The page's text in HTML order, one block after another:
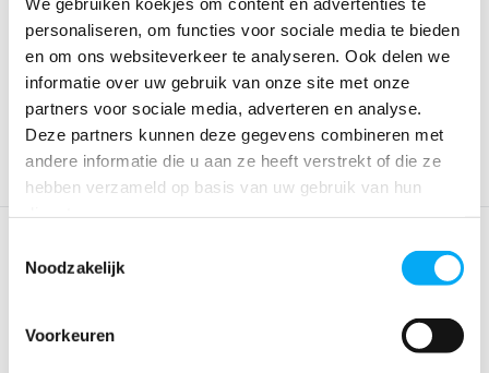
personaliseren, om functies voor sociale media te bieden
en om ons websiteverkeer te analyseren. Ook delen we
informatie over uw gebruik van onze site met onze
partners voor sociale media, adverteren en analyse.
Deze partners kunnen deze gegevens combineren met
andere informatie die u aan ze heeft verstrekt of die ze
hebben verzameld op basis van uw gebruik van hun
Noodzakelijk
Voorkeuren
Druktank 8 ltr
Klik voor voorraad info
€ 99,63 € 83,55
Inbouwhoorn wit /
94x141x106 mm
Klik voor voorraad info
€ 59,22 € 52,50